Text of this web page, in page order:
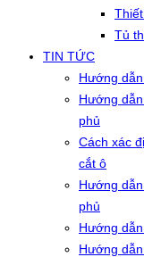
Tủ
TIN TỨC
Hướng
Hướng
phủ
Cách xác
cắt ô
Hướng
phủ
Hướng
Hướng